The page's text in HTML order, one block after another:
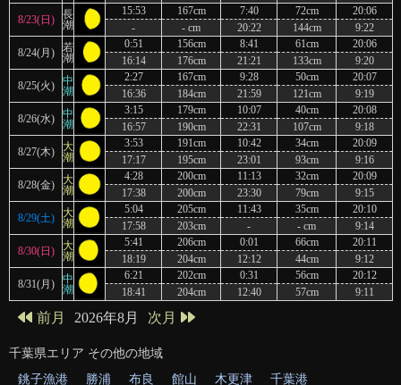
8/23(日)
長
潮
15:53 167cm 7:40 72cm
20:06
-
- cm 20:22 144cm
9:22
8/24(月)
若
潮
0:51 156cm 8:41 61cm
20:06
16:14
176cm 21:21 133cm
9:20
8/25(火)
中
潮
2:27 167cm 9:28 50cm
20:07
16:36
184cm 21:59 121cm
9:19
8/26(水)
中
潮
3:15 179cm 10:07 40cm
20:08
16:57
190cm 22:31 107cm
9:18
8/27(木)
大
潮
3:53 191cm 10:42 34cm
20:09
17:17
195cm 23:01 93cm
9:16
8/28(金)
大
潮
4:28 200cm 11:13 32cm
20:09
17:38
200cm 23:30 79cm
9:15
8/29(土)
大
潮
5:04 205cm 11:43 35cm
20:10
17:58
203cm - - cm
9:14
8/30(日)
大
潮
5:41 206cm 0:01 66cm
20:11
18:19
204cm 12:12 44cm
9:12
8/31(月)
中
潮
6:21 202cm 0:31 56cm
20:12
18:41
204cm 12:40 57cm 9:11
前月 2026年8月 次月
千葉県エリア その他の地域
銚子漁港
勝浦 布良 館山 木更津 千葉港